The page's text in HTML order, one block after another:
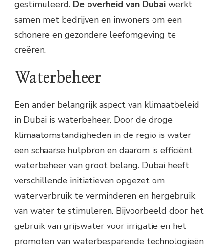
gestimuleerd. De overheid van Dubai werkt
samen met bedrijven en inwoners om een
schonere en gezondere leefomgeving te
creëren.
Waterbeheer
Een ander belangrijk aspect van klimaatbeleid
in Dubai is waterbeheer. Door de droge
klimaatomstandigheden in de regio is water
een schaarse hulpbron en daarom is efficiënt
waterbeheer van groot belang. Dubai heeft
verschillende initiatieven opgezet om
waterverbruik te verminderen en hergebruik
van water te stimuleren. Bijvoorbeeld door het
gebruik van grijswater voor irrigatie en het
promoten van waterbesparende technologieën